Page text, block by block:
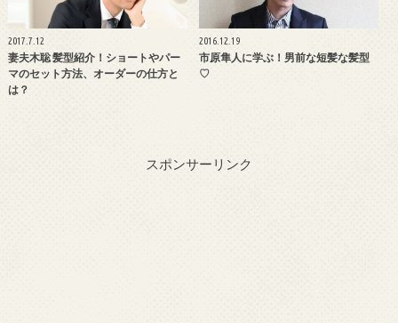
2017.7.12
妻夫木聡 髪型紹介！ショートやパー
マのセット方法、オーダーの仕方と
は？
2016.12.19
市原隼人に学ぶ！男前な短髪な髪型
♡
スポンサーリンク